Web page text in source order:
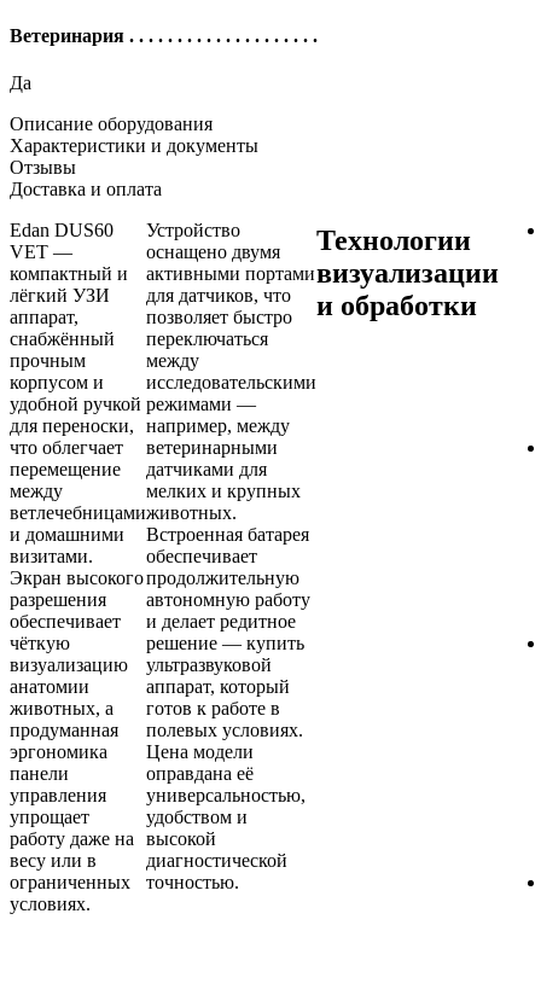
Ветеринария . . . . . . . . . . . . . . . . . . . .
Да
Описание оборудования
Характеристики и документы
Отзывы
Доставка и оплата
Edan DUS60
VET —
компактный и
лёгкий УЗИ
аппарат,
снабжённый
прочным
корпусом и
удобной ручкой
для переноски,
что облегчает
перемещение
между
ветлечебницами
и домашними
визитами.
Экран высокого
разрешения
обеспечивает
чёткую
визуализацию
анатомии
животных, а
продуманная
эргономика
панели
управления
упрощает
работу даже на
весу или в
ограниченных
условиях.
Устройство
оснащено двумя
активными портами
для датчиков, что
позволяет быстро
переключаться
между
исследовательскими
режимами —
например, между
ветеринарными
датчиками для
мелких и крупных
животных.
Встроенная батарея
обеспечивает
продолжительную
автономную работу
и делает редитное
решение — купить
ультразвуковой
аппарат, который
готов к работе в
полевых условиях.
Цена модели
оправдана её
универсальностью,
удобством и
высокой
диагностической
точностью.
Технологии
визуализации
и обработки